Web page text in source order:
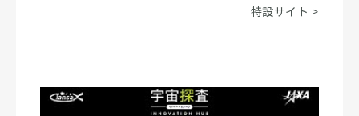
特設サイト >